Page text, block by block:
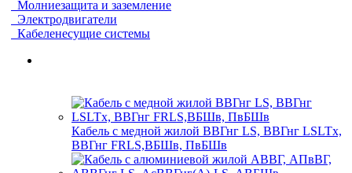
Молниезащита и заземление
Электродвигатели
Кабеленесущие системы
Кабель с медной жилой ВВГнг LS, ВВГнг LSLTx,
ВВГнг FRLS,ВБШв, ПвБШв